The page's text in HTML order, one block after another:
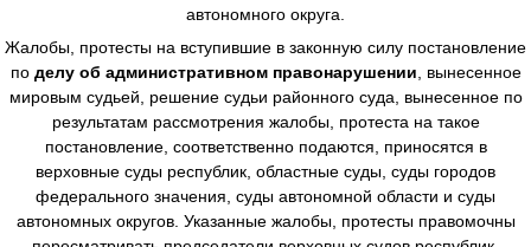
автономного округа.
Жалобы, протесты на вступившие в законную силу постановление
по делу об административном правонарушении , вынесенное
мировым судьей, решение судьи районного суда, вынесенное по
результатам рассмотрения жалобы, протеста на такое
постановление, соответственно подаются, приносятся в
верховные суды республик, областные суды, суды городов
федерального значения, суды автономной области и суды
автономных округов. Указанные жалобы, протесты правомочны